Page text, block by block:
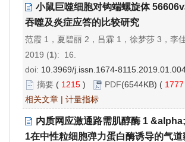
小鼠巨噬细胞对钩端螺旋体
吞噬及炎症应答的比较研究
范霞 1，夏碧丽 2，吕霖 1，徐梦莎 3，李
2019 (1): 16.
doi: 10.3969/j.issn.1674-
摘要 ( 1215 ) PDF(6544KB) ( 1777
相关文章 | 计量指标
内质网应激通路需肌醇酶 1
1在中性粒细胞弹力蛋白酶诱导的气